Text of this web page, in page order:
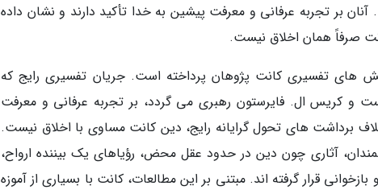
بر تجربه عرفانی و معرفت پیشین به خدا تأکید دارند و نشان داده
صرفاً همان اخلاق نیست.
­های تفسیری کانت پژوهان پرداخته است. جریان تفسیری رایج که
کریس ال. فایرستون رهبری می گردد، بر تجربه عرفانی و معرفت
برداشت های تحول گرایانه رایج، دین کانت مساوی با اخلاق نیست.
آثاری چون دین در حدود عقل محض، رؤیاهای یک بیننده ارواح،
قرار گرفته اند. مبتنی بر این مطالعات، کانت با بسیاری از آموزه